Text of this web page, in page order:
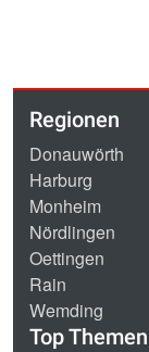
Regionen
Donauwörth
Harburg
Monheim
Nördlingen
Oettingen
Rain
Wemding
Top Themen